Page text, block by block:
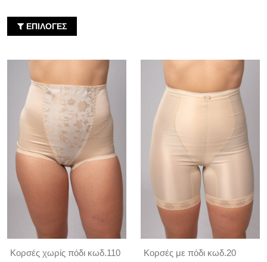
ΕΠΙΛΟΓΕΣ
Κορσές χωρίς πόδι κωδ.110 Κορσές με πόδι κωδ.20